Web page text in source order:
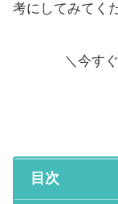
考にしてみてく
＼今すぐ
目次